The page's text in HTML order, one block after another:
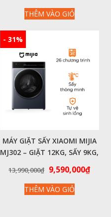
là:
THÊM VÀO GIỎ
- 31%
MÁY GIẶT SẤY XIAOMI MIJIA
MJ302 – GIẶT 12KG, SẤY 9KG,
13,990,000₫ Giá
là:
9,590,000₫Giá
THÊM VÀO GIỎ